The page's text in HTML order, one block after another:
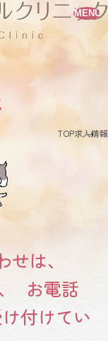
MENU
TOP求人情報
は、
お電話
け付けてい